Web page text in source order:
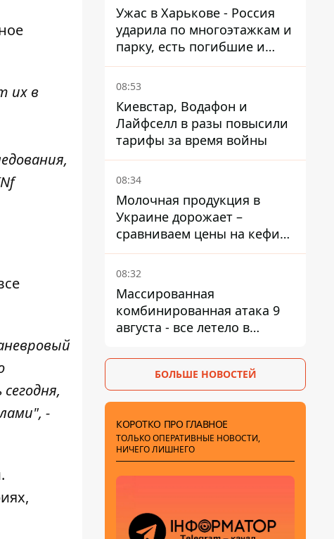
их в
-
Ужас в Харькове - Россия
ударила по многоэтажкам и
парку, есть погибшие и
раненые
08:53
Киевстар, Водафон и
Лайфселл в разы повысили
тарифы за время войны
08:34
Молочная продукция в
Украине дорожает –
сравниваем цены на кефир
в супермаркетах
08:32
Массированная
комбинированная атака 9
августа - все летело в
ракет
БОЛЬШЕ НОВОСТЕЙ
КОРОТКО ПРО ГЛАВНОЕ
ТОЛЬКО ОПЕРАТИВНЫЕ НОВОСТИ,
НИЧЕГО ЛИШНЕГО